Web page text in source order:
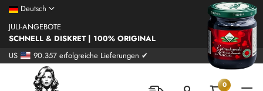
Deutsch
JULI-ANGEBOTE
SCHNELL & DISKRET | 100% ORIGINAL
US
90.357 erfolgreiche Lieferungen ✔
0